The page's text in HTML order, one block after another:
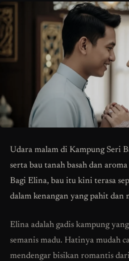
Udara malam di Kampung Seri
serta bau tanah basah dan
Bagi Elina, bau itu kini terasa
dalam kenangan yang pahit dan
Elina adalah gadis kampung
semanis madu. Hatinya mudah
mendengar bisikan romantis